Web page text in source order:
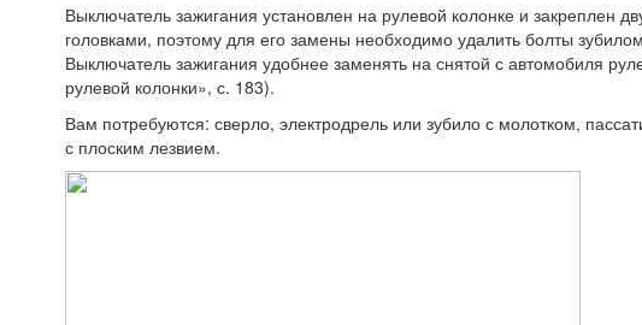
Выключатель зажигания установлен на рулевой колонке и закреплен
головками, поэ­тому для его замены необходимо удалить болты
Выключатель зажигания удобнее заменять на снятой с автомобиля
рулевой колонки», с. 183).
Вам потребуются: сверло, электро­дрель или зубило с молотком,
с плоским лезвием.